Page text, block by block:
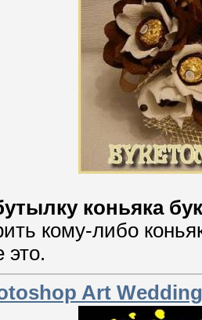
коньяка
кому-либо
это.
Art Wedding